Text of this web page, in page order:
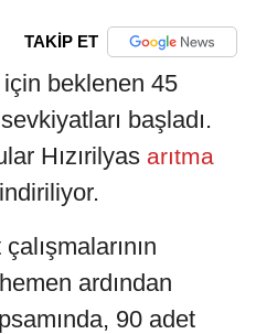
TAKİP ET
için beklenen 45
başladı.
Hızırilyas arıtma
ardından
90 adet